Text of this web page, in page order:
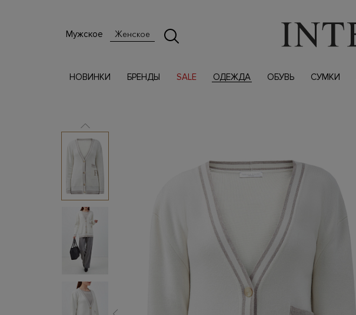
Мужское Женское
НОВИНКИ БРЕНДЫ SALE ОДЕЖДА ОБУВЬ СУМКИ